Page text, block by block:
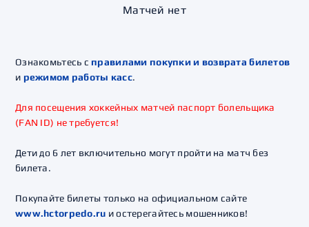
Матчей нет
Ознакомьтесь справилами покупки и возврата билетов
и режимом работы касс.
Для посещения хоккейных матчей паспорт болельщика
(FAN ID) не требуется!
Дети до 6 лет включительно могут пройти на матч без
билета.
Покупайте билеты только на официальном сайте
www.hctorpedo.ru и остерегайтесь мошенников!